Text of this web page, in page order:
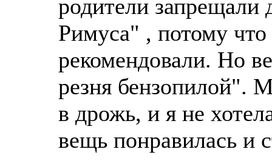
родители
Римуса" , потому что
рекомендовали. Но
резня бензопилой".
в дрожь, и я не
вещь понравилась и